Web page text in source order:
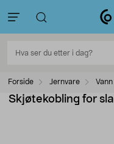
Forside Jernvare
Skjøtekobling for